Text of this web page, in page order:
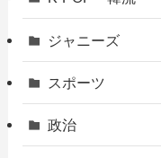
ジャニーズ
スポーツ
政治